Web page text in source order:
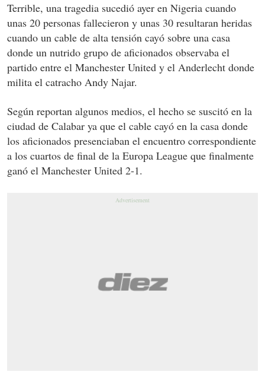
Terrible, una tragedia sucedió ayer en Nigeria cuando
unas 20 personas fallecieron y unas 30 resultaran heridas
cuando un cable de alta tensión cayó sobre una casa
donde un nutrido grupo de aficionados observaba el
partido entre el Manchester United y el Anderlecht donde
milita el catracho Andy Najar.
Según reportan algunos medios, el hecho se suscitó en la
ciudad de Calabar ya que el cable cayó en la casa donde
los aficionados presenciaban el encuentro correspondiente
a los cuartos de final de la Europa League que finalmente
ganó el Manchester United 2-1.